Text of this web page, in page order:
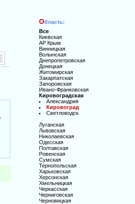
Область:
Все
Киевская
АР Крым
Винницкая
Волынская
Днепропетровская
Донецкая
Житомирская
Закарпатская
Запорожская
Ивано-Франковская
Кировоградская
Александрия
Кировоград
Светловодск
Луганская
Львовская
Николаевская
Одесская
Полтавская
Ровенская
Сумская
Тернопольская
Харьковская
Херсонская
Хмельницкая
Черкасская
Черниговская
Черновицкая